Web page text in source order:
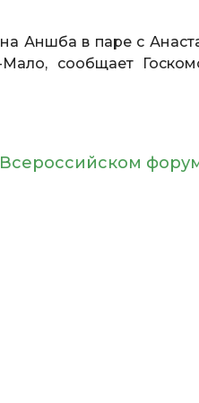
Аншба в паре с
сообщает